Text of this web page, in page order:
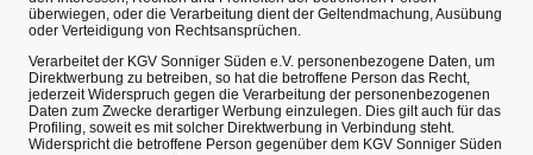
überwiegen, oder die Verarbeitung dient der Geltendmachung, Ausübung
oder Verteidigung von Rechtsansprüchen.
Verarbeitet der KGV Sonniger Süden e.V. personenbezogene Daten, um
Direktwerbung zu betreiben, so hat die betroffene Person das Recht,
jederzeit Widerspruch gegen die Verarbeitung der personenbezogenen
Daten zum Zwecke derartiger Werbung einzulegen. Dies gilt auch für das
Profiling, soweit es mit solcher Direktwerbung in Verbindung steht.
Widerspricht die betroffene Person gegenüber dem KGV Sonniger Süden